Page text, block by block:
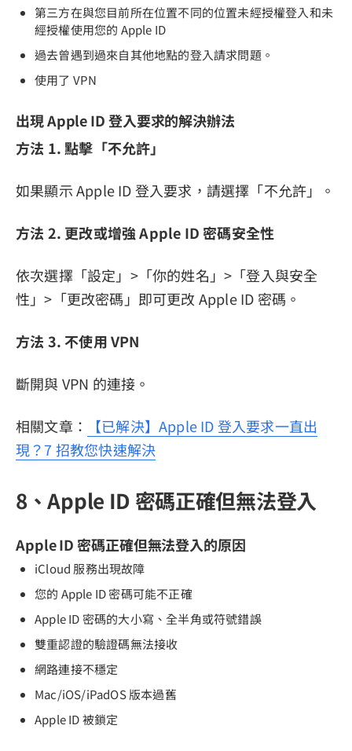
第三方在與您目前所在位置不同的位置未經授權登入和未
經授權使用您的 Apple ID
過去曾遇到過來自其他地點的登入請求問題。
使用了 VPN
出現 Apple ID 登入要求的解決辦法
方法 1. 點擊「不允許」
如果顯示 Apple ID 登入要求，請選擇「不允許」。
方法 2. 更改或增強 Apple ID 密碼安全性
依次選擇「設定」>「你的姓名」>「登入與安全
性」>「更改密碼」即可更改 Apple ID 密碼。
方法 3. 不使用 VPN
斷開與 VPN 的連接。
相關文章：
【已解決】Apple ID 登入要求一直出
現？7 招教您快速解決
8、Apple ID 密碼正確但無法登入
Apple ID 密碼正確但無法登入的原因
iCloud 服務出現故障
您的 Apple ID 密碼可能不正確
Apple ID 密碼的大小寫、全半角或符號錯誤
雙重認證的驗證碼無法接收
網路連接不穩定
Mac/iOS/iPadOS 版本過舊
Apple ID 被鎖定